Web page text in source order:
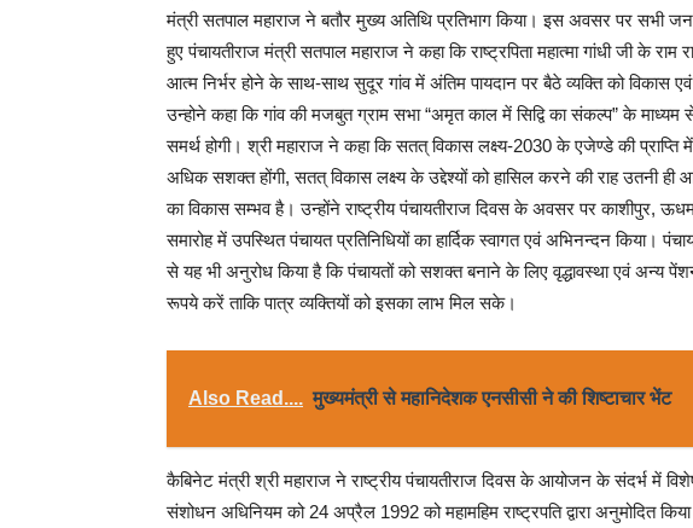
मंत्री सतपाल महाराज ने बतौर मुख्य अतिथि प्रतिभाग किया। इस अवसर पर सभी
हुए पंचायतीराज मंत्री सतपाल महाराज ने कहा कि राष्ट्रपिता महात्मा गांधी जी के
आत्म निर्भर होने के साथ-साथ सुदूर गांव में अंतिम पायदान पर बैठे व्यक्ति को विकास
उन्होने कहा कि गांव की मजबुत ग्राम सभा “अमृत काल में सिद्वि का संकल्प” के
समर्थ होगी। श्री महाराज ने कहा कि सतत् विकास लक्ष्य-2030 के एजेण्डे की प्राप्ति
अधिक सशक्त होंगी, सतत् विकास लक्ष्य के उद्देश्यों को हासिल करने की राह उतनी ही
का विकास सम्भव है। उन्होंने राष्ट्रीय पंचायतीराज दिवस के अवसर पर काशीपुर,
समारोह में उपस्थित पंचायत प्रतिनिधियों का हार्दिक स्वागत एवं अभिनन्दन किया।
से यह भी अनुरोध किया है कि पंचायतों को सशक्त बनाने के लिए वृद्धावस्था एवं अन्य
रूपये करें ताकि पात्र व्यक्तियों को इसका लाभ मिल सके।
Also Read.... मुख्यमंत्री से महानिदेशक एनसीसी ने की शिष्टाचार भेंट
कैबिनेट मंत्री श्री महाराज ने राष्ट्रीय पंचायतीराज दिवस के आयोजन के संदर्भ में
संशोधन अधिनियम को 24 अप्रैल 1992 को महामहिम राष्ट्रपति द्वारा अनुमोदित